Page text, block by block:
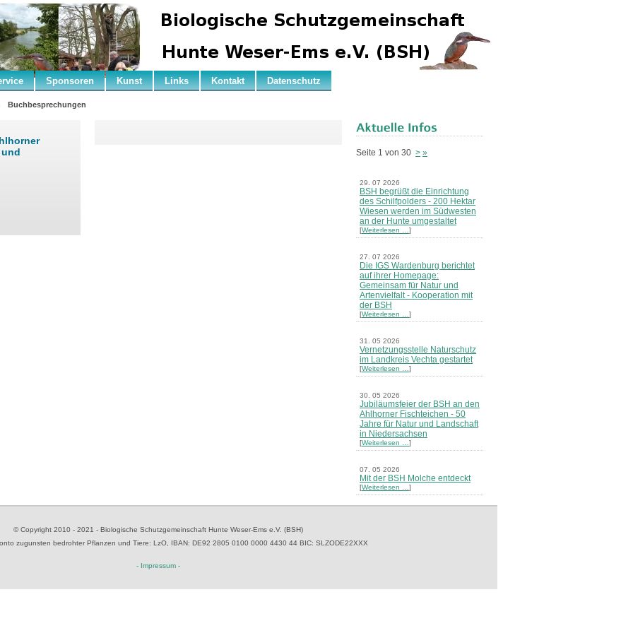
Sponsoren Kunst Links Kontakt Datenschutz
Buchbesprechungen
Seite 1 von 30 > »
29. 07 2026
BSH begrüßt die Einrichtung
des Schilfpolders - 200 Hektar
Wiesen werden im Südwesten
an der Hunte umgestaltet
[Weiterlesen … ]
27. 07 2026
Die IGS Wardenburg berichtet
auf ihrer Homepage:
Gemeinsam für Natur und
Artenvielfalt - Kooperation mit
der BSH
[Weiterlesen … ]
31. 05 2026
Vernetzungsstelle Naturschutz
im Landkreis Vechta gestartet
[Weiterlesen … ]
30. 05 2026
Jubiläumsfeier der BSH an den
Ahlhorner Fischteichen - 50
Jahre für Natur und Landschaft
in Niedersachsen
[Weiterlesen … ]
07. 05 2026
Mit der BSH Molche entdeckt
[Weiterlesen … ]
[Weiterlesen …
© Copyright 2010 - 2021 - Biologische Schutzgemeinschaft Hunte Weser-Ems e.V. (BSH)
zugunsten bedrohter Pflanzen und Tiere: LzO, IBAN: DE92 2805 0100 0000 4430 44 BIC: SLZODE22XXX
- Impressum -